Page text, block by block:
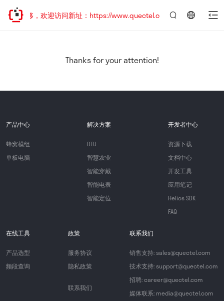
址已迁移，欢迎访问新址：https://www.quectel.com.cn
Thanks for your attention!
产品中心
蜂窝模组
单板电脑
解决方案
DTU
智慧农业
智能穿戴
智能电表
智能定位
开发者中心
资源下载
文档中心
开发工具
应用笔记
Helios SDK
FAQ
在线工具
产品选型
频段查询
政策
服务协议
隐私政策
联系我们
联系我们
销售支持: sales@quectel.com
技术支持: support@quectel.com
招聘: career@quectel.com
媒体联系: media@quectel.com